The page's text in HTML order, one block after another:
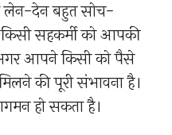
लेन-देन बहुत सोच-
सहकर्मी को आपकी
आपने किसी को पैसे
की पूरी संभावना है।
हो सकता है।